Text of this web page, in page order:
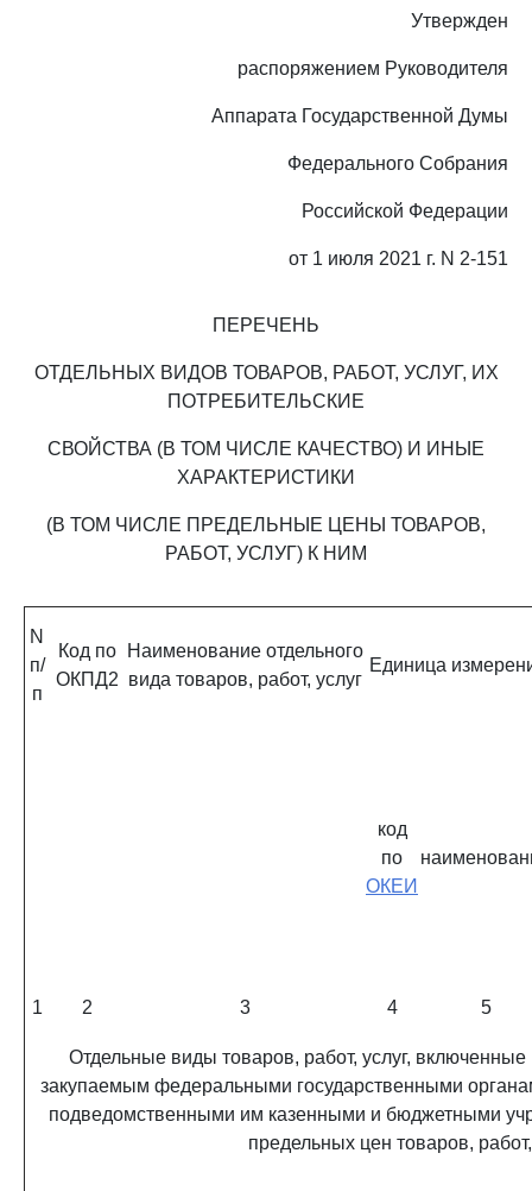
Утвержден
распоряжением Руководителя
Аппарата Государственной Думы
Федерального Собрания
Российской Федерации
от 1 июля 2021 г. N 2-151
ПЕРЕЧЕНЬ
ОТДЕЛЬНЫХ ВИДОВ ТОВАРОВ, РАБОТ, УСЛУГ, ИХ
ПОТРЕБИТЕЛЬСКИЕ
СВОЙСТВА (В ТОМ ЧИСЛЕ КАЧЕСТВО) И ИНЫЕ
ХАРАКТЕРИСТИКИ
(В ТОМ ЧИСЛЕ ПРЕДЕЛЬНЫЕ ЦЕНЫ ТОВАРОВ,
РАБОТ, УСЛУГ) К НИМ
N
п/
п
Код по
ОКПД2
Наименование отдельного
вида товаров, работ, услуг
Единица
код
по
ОКЕИ
1 2 3 4 5
Отдельные виды товаров, работ, услуг,
закупаемым федеральными государственными
подведомственными им казенными и бюджетными
предельных цен товаров,